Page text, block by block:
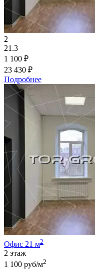
2
21.3
1 100 ₽
23 430 ₽
Подробнее
Офис 21 м2
2 этаж
1 100 руб/м2